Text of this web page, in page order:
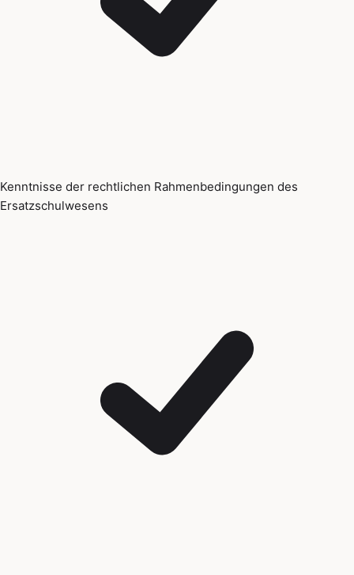
Kenntnisse der rechtlichen Rahmenbedingungen des
Ersatzschulwesens